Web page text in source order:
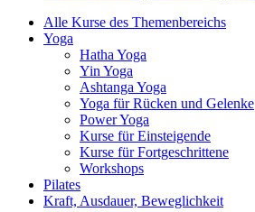
Alle Kurse des Themenbereichs
Yoga
Hatha Yoga
Yin Yoga
Ashtanga Yoga
Yoga für Rücken und Gelenke
Power Yoga
Kurse für Einsteigende
Kurse für Fortgeschrittene
Workshops
Pilates
Kraft, Ausdauer, Beweglichkeit